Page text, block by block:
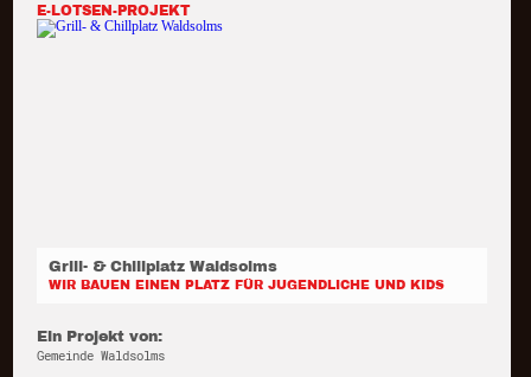
E-LOTSEN-PROJEKT
Grill- & Chillplatz Waldsolms
WIR BAUEN EINEN PLATZ FÜR JUGENDLICHE UND KIDS
Ein Projekt von:
Gemeinde Waldsolms